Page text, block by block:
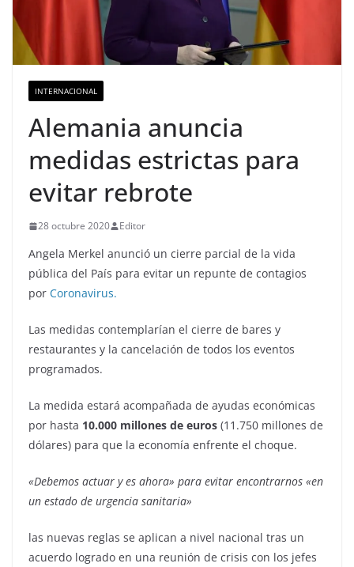
INTERNACIONAL
Alemania anuncia
medidas estrictas para
evitar rebrote
28 octubre 2020 Editor
Angela Merkel anunció un cierre parcial de la vida
pública del País para evitar un repunte de contagios
por Coronavirus.
Las medidas contemplarían el cierre de bares y
restaurantes y la cancelación de todos los eventos
programados.
La medida estará acompañada de ayudas económicas
por hasta 10.000 millones de euros (11.750 millones de
dólares) para que la economía enfrente el choque.
«Debemos actuar y es ahora» para evitar encontrarnos «en
un estado de urgencia sanitaria»
las nuevas reglas se aplican a nivel nacional tras un
acuerdo logrado en una reunión de crisis con los jefes